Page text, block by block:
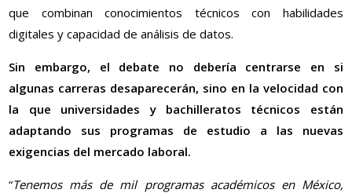
que combinan conocimientos técnicos con habilidades
digitales y capacidad de análisis de datos.
Sin embargo, el debate no debería centrarse en si
algunas carreras desaparecerán, sino en la velocidad con
la que universidades y bachilleratos técnicos están
adaptando sus programas de estudio a las nuevas
exigencias del mercado laboral.
“Tenemos más de mil programas académicos en México,